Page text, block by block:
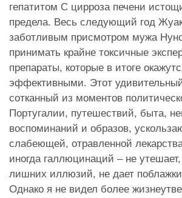
гепатитом С цирроза печени
предела. Весь следующий год
заботливым присмотром мужа
принимать крайне токсичные
препараты, которые в итоге
эффективными. Этот
сотканный из моментов
Португалии, путешествий, быта,
воспоминаний и образов,
слабеющей, отравленной
иногда галлюцинаций – не
лишних иллюзий, не дает
Однако я не видел более